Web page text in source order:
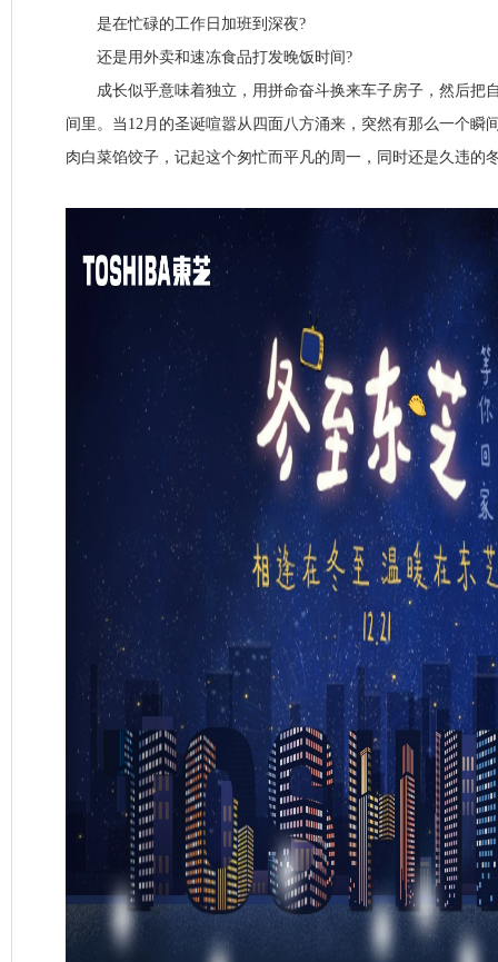
是在忙碌的工作日加班到深夜?
还是用外卖和速冻食品打发晚饭时间?
成长似乎意味着独立，用拼命奋斗换来车子房子，然后把
间里。当12月的圣诞喧嚣从四面八方涌来，突然有那么一个瞬
肉白菜馅饺子，记起这个匆忙而平凡的周一，同时还是久违的